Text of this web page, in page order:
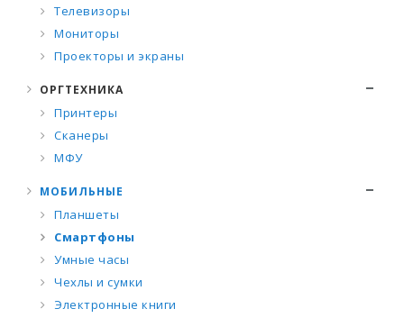
Телевизоры
Мониторы
Проекторы и экраны
ОРГТЕХНИКА
Принтеры
Сканеры
МФУ
МОБИЛЬНЫЕ
Планшеты
Смартфоны
Умные часы
Чехлы и сумки
Электронные книги